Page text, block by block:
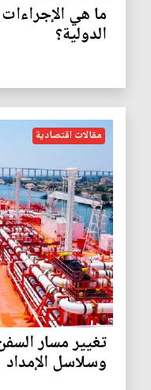
ما هي
الدولية؟
مقالات اقتصادية
تغيير مسار
وسلاسل الإمداد